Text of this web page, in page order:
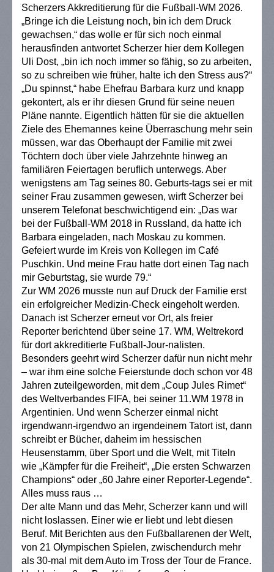
Scherzers Akkreditierung für die Fußball-WM 2026.
„Bringe ich die Leistung noch, bin ich dem Druck
gewachsen,“ das wolle er für sich noch einmal
herausfinden antwortet Scherzer hier dem Kollegen
Uli Dost, „bin ich noch immer so fähig, so zu arbeiten,
so zu schreiben wie früher, halte ich den Stress aus?“
„Du spinnst,“ habe Ehefrau Barbara kurz und knapp
gekontert, als er ihr diesen Grund für seine neuen
Pläne nannte. Eigentlich hätten für sie die aktuellen
Ziele des Ehemannes keine Überraschung mehr sein
müssen, war das Oberhaupt der Familie mit zwei
Töchtern doch über viele Jahrzehnte hinweg an
familiären Feiertagen beruflich unterwegs. Aber
wenigstens am Tag seines 80. Geburts-tags sei er mit
seiner Frau zusammen gewesen, wirft Scherzer bei
unserem Telefonat beschwichtigend ein: „Das war
bei der Fußball-WM 2018 in Russland, da hatte ich
Barbara eingeladen, nach Moskau zu kommen.
Gefeiert wurde im Kreis von Kollegen im Café
Puschkin. Und meine Frau hatte dort einen Tag nach
mir Geburtstag, sie wurde 79.“
Zur WM 2026 musste nun auf Druck der Familie erst
ein erfolgreicher Medizin-Check eingeholt werden.
Danach ist Scherzer erneut vor Ort, als freier
Reporter berichtend über seine 17. WM, Weltrekord
für dort akkreditierte Fußball-Jour-nalisten.
Besonders geehrt wird Scherzer dafür nun nicht mehr
– war ihm eine solche Feierstunde doch schon vor 48
Jahren zuteilgeworden, mit dem „Coup Jules Rimet“
des Weltverbandes FIFA, bei seiner 11.WM 1978 in
Argentinien. Und wenn Scherzer einmal nicht
irgendwann-irgendwo an irgendeinem Tatort ist, dann
schreibt er Bücher, daheim im hessischen
Heusenstamm, über Sport und die Welt, mit Titeln
wie „Kämpfer für die Freiheit“, „Die ersten Schwarzen
Champions“ oder „60 Jahre einer Reporter-Legende“.
Alles muss raus …
Der alte Mann und das Mehr, Scherzer kann und will
nicht loslassen. Einer wie er liebt und lebt diesen
Beruf. Mit Berichten aus den Fußballarenen der Welt,
von 21 Olympischen Spielen, zwischendurch mehr
als 30-mal mit dem Auto im Tross der Tour de France.